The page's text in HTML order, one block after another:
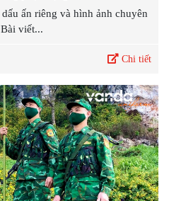
ấn riêng và hình ảnh chuyên
viết...
Chi tiết